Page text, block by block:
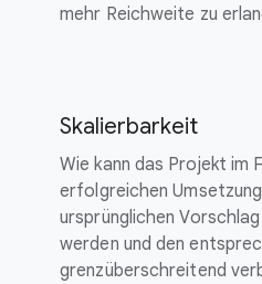
mehr Reichweite zu
Skalierbarkeit
Wie kann das Projekt im
erfolgreichen
ursprünglichen
werden und den
grenzüberschreitend